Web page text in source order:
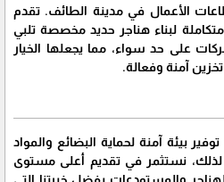
الأعمال في مدينة الطائف. تقدم
لبناء هناجر حديد مخصصة تلبي
على حد سواء، مما يجعلها الخيار
آمنة وفعالة.
بيئة آمنة لحماية البضائع والمواد
لذلك، نستثمر في تقديم أعلى مستوى